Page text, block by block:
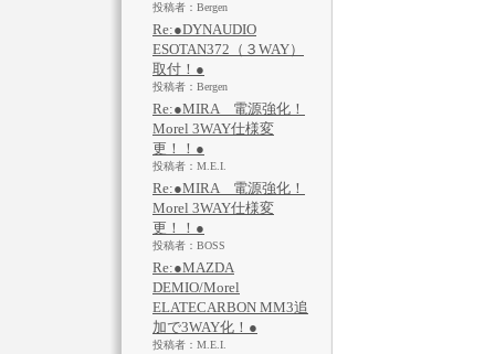
投稿者：Bergen
Re:●DYNAUDIO
ESOTAN372（３WAY）
取付！●
投稿者：Bergen
Re:●MIRA 電源強化！
Morel 3WAY仕様変
更！！●
投稿者：M.E.I.
Re:●MIRA 電源強化！
Morel 3WAY仕様変
更！！●
投稿者：BOSS
Re:●MAZDA
DEMIO/Morel
ELATECARBON MM3追
加で3WAY化！●
投稿者：M.E.I.